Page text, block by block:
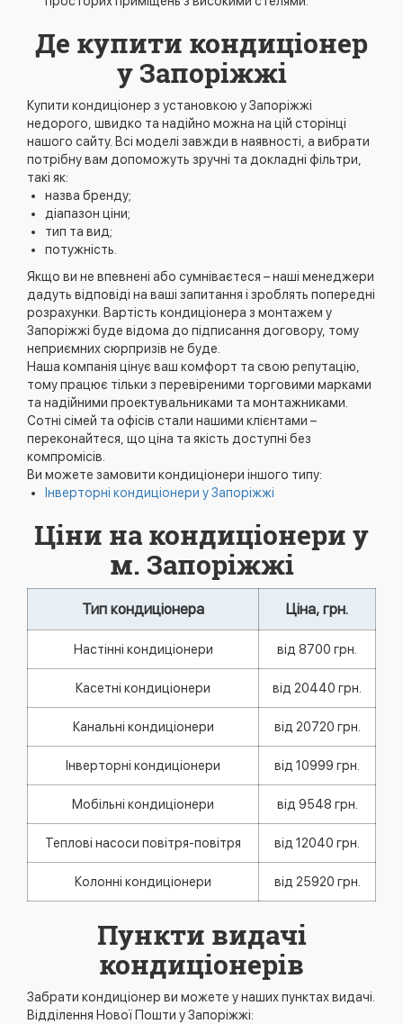
Де купити кондиціонер
у Запоріжжі
Купити кондиціонер з установкою у Запоріжжі
недорого, швидко та надійно можна на цій сторінці
нашого сайту. Всі моделі завжди в наявності, а вибрати
потрібну вам допоможуть зручні та докладні фільтри,
такі як:
назва бренду;
діапазон ціни;
тип та вид;
потужність.
Якщо ви не впевнені або сумніваєтеся – наші менеджери
дадуть відповіді на ваші запитання і зроблять попередні
розрахунки. Вартість кондиціонера з монтажем у
Запоріжжі буде відома до підписання договору, тому
неприємних сюрпризів не буде.
Наша компанія цінує ваш комфорт та свою репутацію,
тому працює тільки з перевіреними торговими марками
та надійними проектувальниками та монтажниками.
Сотні сімей та офісів стали нашими клієнтами –
переконайтеся, що ціна та якість доступні без
компромісів.
Ви можете замовити кондиціонери іншого типу:
Інверторні кондиціонери у Запоріжжі
Ціни на кондиціонери у
м. Запоріжжі
Тип кондиціонера Ціна, грн.
Настінні кондиціонери від 8700 грн.
Касетні кондиціонери від 20440 грн.
Канальні кондиціонери від 20720 грн.
Інверторні кондиціонери від 10999 грн.
Мобільні кондиціонери від 9548 грн.
Теплові насоси повітря-повітря від 12040 грн.
Колонні кондиціонери від 25920 грн.
Пункти видачі
кондиціонерів
Забрати кондиціонер ви можете у наших пунктах видачі.
Відділення Нової Пошти у Запоріжжі: